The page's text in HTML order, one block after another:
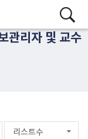
관리자 및 교수
리스트수